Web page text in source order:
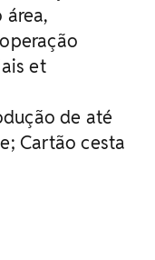
área,
et
de até
Cartão cesta